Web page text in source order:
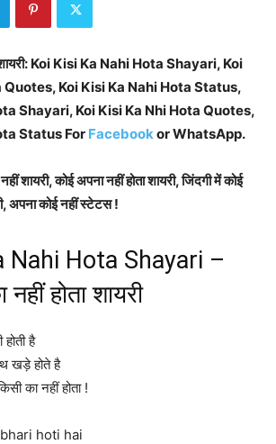
शायरी: Koi Kisi Ka Nahi Hota Shayari, Koi
Quotes, Koi Kisi Ka Nahi Hota Status,
Shayari, Koi Kisi Ka Nhi Hota Quotes,
Status For Facebookor WhatsApp.
शायरी, कोई अपना नहीं होता शायरी, जिंदगी में कोई
अपना कोई नहीं स्टेटस !
Nahi Hota Shayari –
होता शायरी
है
खड़े होते है
का नहीं होता !
hoti hai